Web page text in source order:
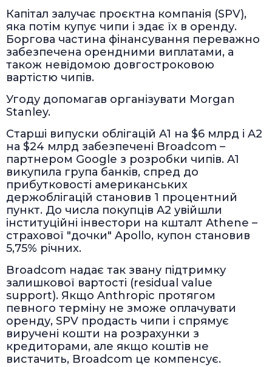
Капітал залучає проєктна компанія (SPV),
яка потім купує чипи і здає їх в оренду.
Боргова частина фінансування переважно
забезпечена орендними виплатами, а
також невідомою довгостроковою
вартістю чипів.
Угоду допомагав організувати Morgan
Stanley.
Старші випуски облігацій A1 на $6 млрд і A2
на $24 млрд забезпечені Broadcom –
партнером Google з розробки чипів. A1
викупила група банків, спред до
прибутковості американських
держоблігацій становив 1 процентний
пункт. До числа покупців A2 увійшли
інституційні інвестори на кшталт Athene –
страхової "дочки" Apollo, купон становив
5,75% річних.
Broadcom надає так звану підтримку
залишкової вартості (residual value
support). Якщо Anthropic протягом
певного терміну не зможе оплачувати
оренду, SPV продасть чипи і спрямує
виручені кошти на розрахунки з
кредиторами, але якщо коштів не
вистачить, Broadcom це компенсує.